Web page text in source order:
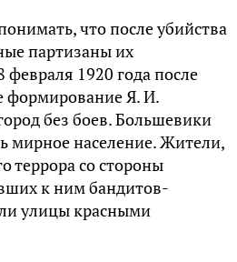
что после убийства
партизаны их
1920 года после
формирование Я. И.
без боев. Большевики
мирное население. Жители,
террора со стороны
к ним бандитов-
улицы красными